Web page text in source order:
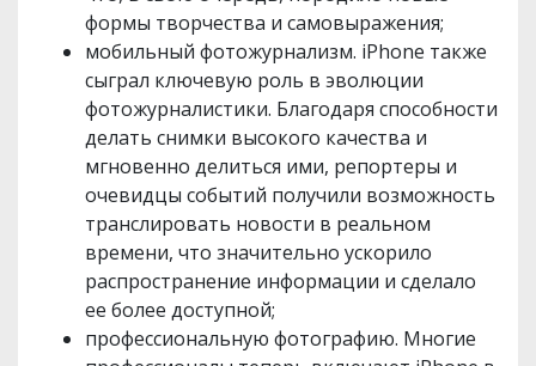
формы творчества и самовыражения;
мобильный фотожурнализм. iPhone также
сыграл ключевую роль в эволюции
фотожурналистики. Благодаря способности
делать снимки высокого качества и
мгновенно делиться ими, репортеры и
очевидцы событий получили возможность
транслировать новости в реальном
времени, что значительно ускорило
распространение информации и сделало
ее более доступной;
профессиональную фотографию. Многие